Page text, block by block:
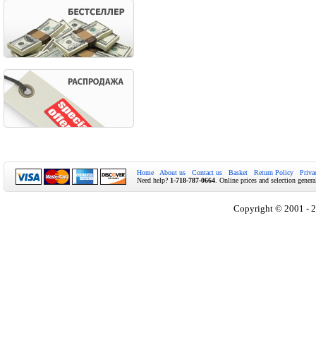
Home About us Contact us Basket Return Policy
Need help? 1-718-787-0664 . Online prices and selection
Copyright © 2001 -